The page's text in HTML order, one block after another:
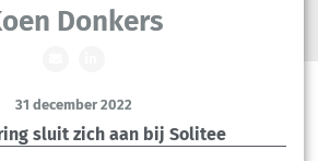
Donkers
31 december 2022
sluit zich aan bij Solitee